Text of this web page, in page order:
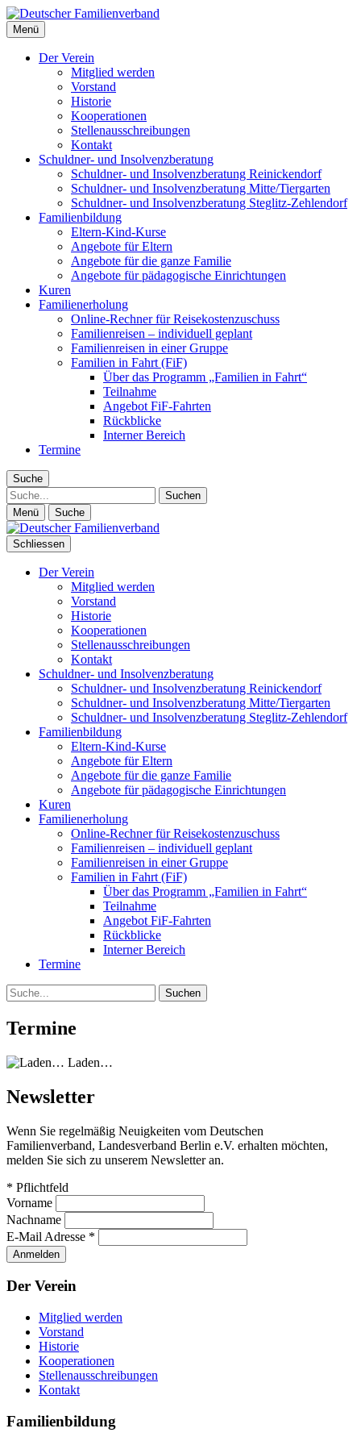
Deutscher Familienverband
Landesverband Berlin
Menü
Der Verein
Mitglied werden
Vorstand
Historie
Kooperationen
Stellenausschreibungen
Kontakt
Schuldner- und Insolvenzberatung
Schuldner- und Insolvenzberatung Reinickendorf
Schuldner- und Insolvenzberatung Mitte/Tiergarten
Schuldner- und Insolvenzberatung Steglitz-Zehlendorf
Familienbildung
Eltern-Kind-Kurse
Angebote für Eltern
Angebote für die ganze Familie
Angebote für pädagogische Einrichtungen
Kuren
Familienerholung
Online-Rechner für Reisekostenzuschuss
Familienreisen – individuell geplant
Familienreisen in einer Gruppe
Familien in Fahrt (FiF)
Über das Programm „Familien in Fahrt“
Teilnahme
Angebot FiF-Fahrten
Rückblicke
Interner Bereich
Termine
Suche
Suche
Menü Suche
Schliessen
Der Verein
Mitglied werden
Vorstand
Historie
Kooperationen
Stellenausschreibungen
Kontakt
Schuldner- und Insolvenzberatung
Schuldner- und Insolvenzberatung Reinickendorf
Schuldner- und Insolvenzberatung Mitte/Tiergarten
Schuldner- und Insolvenzberatung Steglitz-Zehlendorf
Familienbildung
Eltern-Kind-Kurse
Angebote für Eltern
Angebote für die ganze Familie
Angebote für pädagogische Einrichtungen
Kuren
Familienerholung
Online-Rechner für Reisekostenzuschuss
Familienreisen – individuell geplant
Familienreisen in einer Gruppe
Familien in Fahrt (FiF)
Über das Programm „Familien in Fahrt“
Teilnahme
Angebot FiF-Fahrten
Rückblicke
Interner Bereich
Termine
Suche
Termine
Laden…
Newsletter
Wenn Sie regelmäßig Neuigkeiten vom Deutschen
Familienverband, Landesverband Berlin e.V. erhalten möchten,
melden Sie sich zu unserem Newsletter an.
* Pflichtfeld
Vorname
Nachname
E-Mail Adresse *
Der Verein
Mitglied werden
Vorstand
Historie
Kooperationen
Stellenausschreibungen
Kontakt
Familienbildung